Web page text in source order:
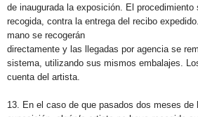
de inaugurada la exposición. El procedimiento
recogida, contra la entrega del recibo
mano se recogerán
directamente y las llegadas por agencia se
sistema, utilizando sus mismos embalajes.
cuenta del artista.
13. En el caso de que pasados dos meses de